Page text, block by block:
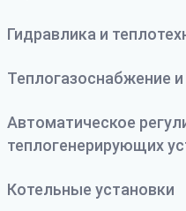
Гидравлика и
Теплогазоснабжение
Автоматическое
теплогенерирующих
Котельные установки